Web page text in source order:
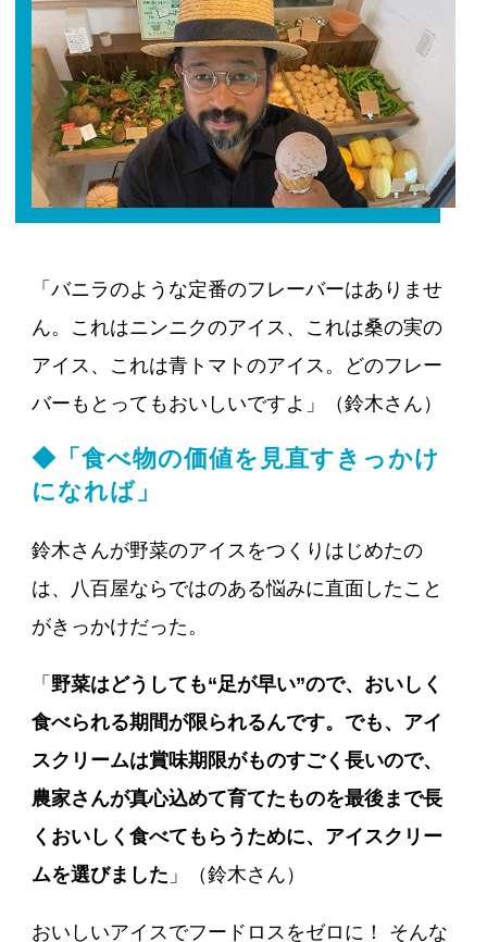
「バニラのような定番のフレーバーはありませ
ん。これはニンニクのアイス、これは桑の実の
アイス、これは青トマトのアイス。どのフレー
バーもとってもおいしいですよ」（鈴木さん）
◆「食べ物の価値を見直すきっかけ
になれば」
鈴木さんが野菜のアイスをつくりはじめたの
は、八百屋ならではのある悩みに直面したこと
がきっかけだった。
「 野菜はどうしても“足が早い”ので、おいしく
食べられる期間が限られるんです。でも、アイ
スクリームは賞味期限がものすごく長いので、
農家さんが真心込めて育てたものを最後まで長
くおいしく食べてもらうために、アイスクリー
ムを選びました 」（鈴木さん）
おいしいアイスでフードロスをゼロに！ そんな